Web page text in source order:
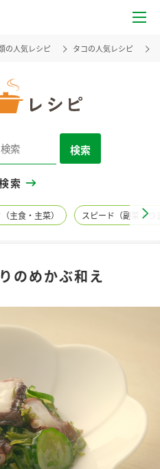
ぽん酢
ップ
の人気レシピ タコの人気レシピ
検索
索
主食・主菜） スピード（副菜・つ
のめかぶ和え